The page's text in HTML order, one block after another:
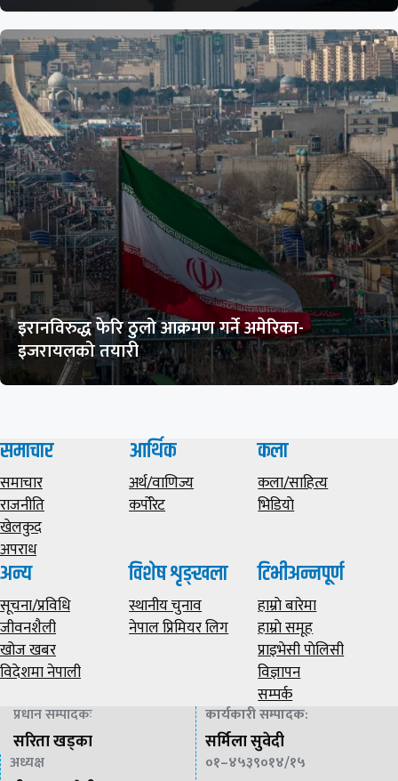
इरानविरुद्ध फेरि ठुलो आक्रमण गर्ने अमेरिका-
इजरायलको तयारी
समाचार
समाचार
राजनीति
खेलकुद
अपराध
आर्थिक
अर्थ/वाणिज्य
कर्पोरेट
कला
कला/साहित्य
भिडियाे
अन्य
सूचना/प्रविधि
जीवनशैली
खोज खबर
विदेशमा नेपाली
विशेष शृङ्खला
स्थानीय चुनाव
नेपाल प्रिमियर लिग
टिभीअन्नपूर्ण
हाम्राे बारेमा
हाम्राे समूह
प्राइभेसी पाेलिसी
विज्ञापन
सम्पर्क
प्रधान सम्पादकः
सरिता खड्का
कार्यकारी सम्पादक:
सर्मिला सुवेदी
अध्यक्ष ०१–४५३९०१४/१५